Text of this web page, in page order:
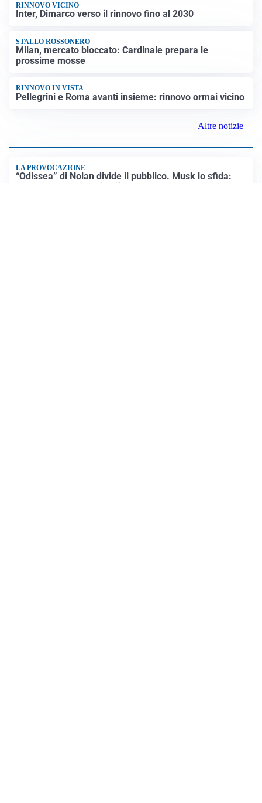
RINNOVO VICINO
Inter, Dimarco verso il rinnovo fino al 2030
STALLO ROSSONERO
Milan, mercato bloccato: Cardinale prepara le
prossime mosse
RINNOVO IN VISTA
Pellegrini e Roma avanti insieme: rinnovo ormai vicino
Altre notizie
LA PROVOCAZIONE
“Odissea” di Nolan divide il pubblico. Musk lo sfida: